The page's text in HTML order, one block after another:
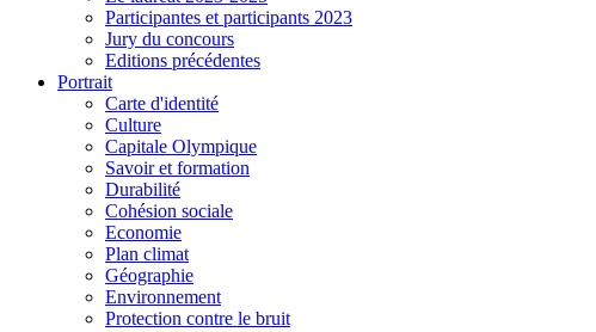
Participantes et participants 2023
Jury du concours
Editions précédentes
Portrait
Carte d'identité
Culture
Capitale Olympique
Savoir et formation
Durabilité
Cohésion sociale
Economie
Plan climat
Géographie
Environnement
Protection contre le bruit